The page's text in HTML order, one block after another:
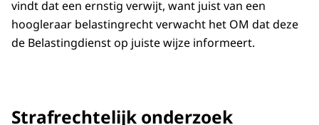
vindt dat een ernstig verwijt, want juist van een
hoogleraar belastingrecht verwacht het OM dat deze
de Belastingdienst op juiste wijze informeert.
Strafrechtelijk onderzoek